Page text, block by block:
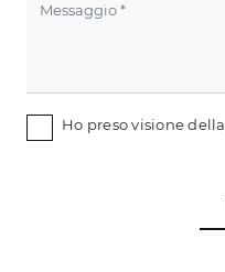
Ho preso visione della